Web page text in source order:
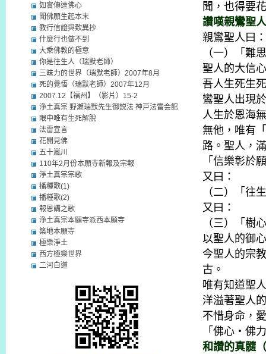
聞，也得要
讚嘆親鸞聖人
親鸞聖人曰：
（一）「難
聖人的大信
吾人生死生
鸞聖人出現
人生於恩海
無他，唯有
路。聖人，
「信樂彰於
又曰：
（二）「往
又曰：
（三）「樹
以聖人的御
今聖人的宗
古。
唯有知道聖
洋溢著聖人
不惜身命，
「佛心・佛
和讚的真髓
如實傳達佛心
聞佛願生起本末
教行信證與歎異抄
什麼行也做不到
大乘佛教的極意
你是往生人（瑞默老師）
三昧力的世界（瑞默老師）2007年8月
死的覺悟（瑞默老師）2007年12月
2007.12【福州】（影片）15-2
浄土真宗 野瀬瑞默先生御説法 神戸法雷会館
眼中唯有生死解脫
法雷宣言
花開見佛
五十嵐川
110年2月份本願寺新報及宗報
淨土真宗宗歌
播種歌(1)
播種歌(2)
報恩講之歌
浄土真宗本願寺派西本願寺
築地本願寺
極樂淨土
西方極樂世界
二河白道